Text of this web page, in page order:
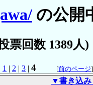
の公開
回数 1389人)
1 | 2 | 3 | 4 [前のページ
▼書き込み